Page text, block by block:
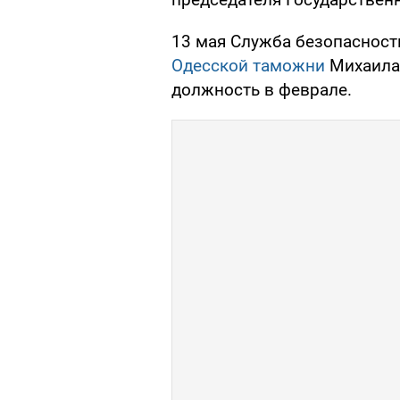
13 мая Служба
Одесской таможни
должность в феврале.